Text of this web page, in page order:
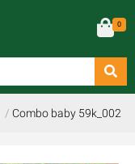
0
/ Combo baby 59k_002